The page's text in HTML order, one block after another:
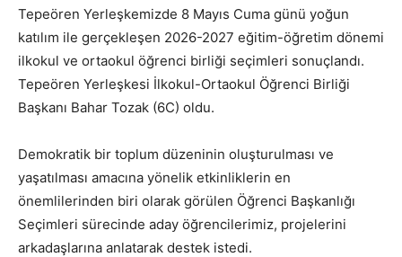
Tepeören Yerleşkemizde 8 Mayıs Cuma günü yoğun
katılım ile gerçekleşen 2026-2027 eğitim-öğretim dönemi
ilkokul ve ortaokul öğrenci birliği seçimleri sonuçlandı.
Tepeören Yerleşkesi İlkokul-Ortaokul Öğrenci Birliği
Başkanı Bahar Tozak (6C) oldu.
Demokratik bir toplum düzeninin oluşturulması ve
yaşatılması amacına yönelik etkinliklerin en
önemlilerinden biri olarak görülen Öğrenci Başkanlığı
Seçimleri sürecinde aday öğrencilerimiz, projelerini
arkadaşlarına anlatarak destek istedi.